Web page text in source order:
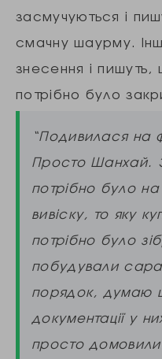
засмучуються і
смачну шаурму.
знесення і
потрібно було
“Подивилася на
Просто Шанхай.
потрібно було
вивіску, то яку
потрібно було
побудували
порядок, думаю
документації у
просто